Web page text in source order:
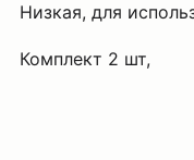
Низкая, для
Комплект 2 шт,